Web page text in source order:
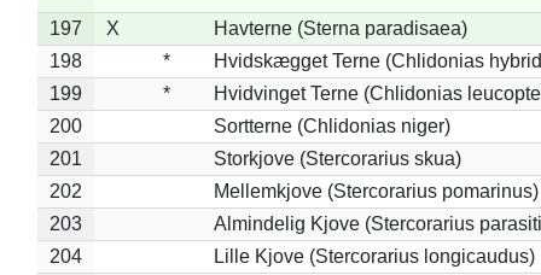
197 X
Havterne (Sterna paradisaea)
198
*
Hvidskægget Terne (Chlidonias
199
*
Hvidvinget Terne (Chlidonias
200
Sortterne (Chlidonias niger)
201
Storkjove (Stercorarius skua)
202
Mellemkjove (Stercorarius pomarinus)
203
Almindelig Kjove (Stercorarius
204
Lille Kjove (Stercorarius longicaudus)